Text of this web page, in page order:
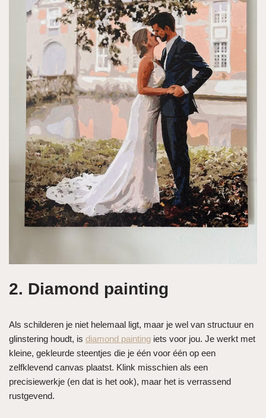
2. Diamond painting
Als schilderen je niet helemaal ligt, maar je wel van structuur en
glinstering houdt, is diamond painting iets voor jou. Je werkt met
kleine, gekleurde steentjes die je één voor één op een
zelfklevend canvas plaatst. Klink misschien als een
precisiewerkje (en dat is het ook), maar het is verrassend
rustgevend.